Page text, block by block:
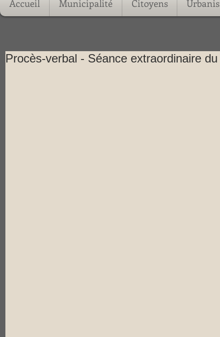
Accueil Municipalité Citoyens
Procès-verbal - Séance extraordinaire